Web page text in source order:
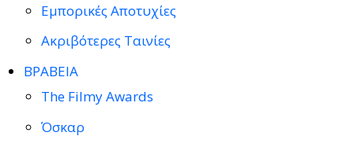
Εμπορικές Αποτυχίες
Ακριβότερες Ταινίες
ΒΡΑΒΕΙΑ
The Filmy Awards
Όσκαρ